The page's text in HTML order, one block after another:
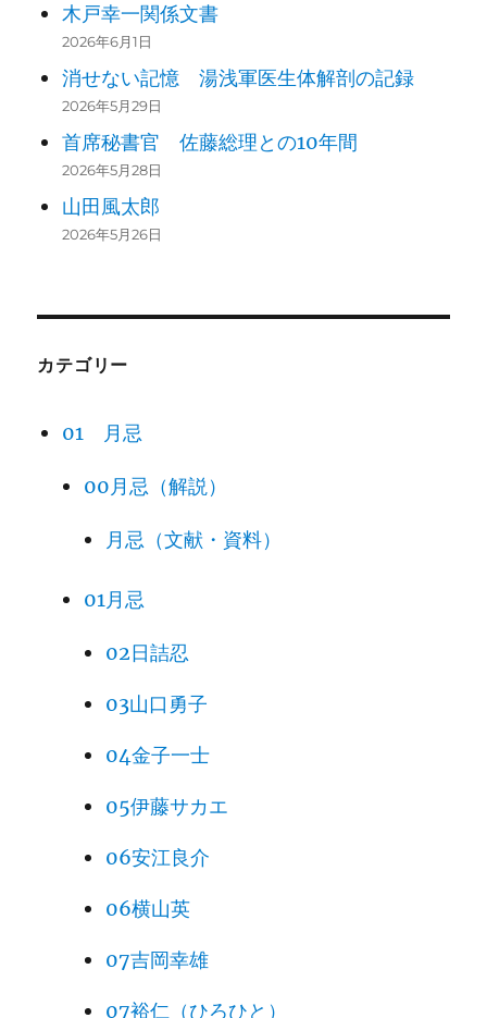
木戸幸一関係文書
2026年6月1日
消せない記憶 湯浅軍医生体解剖の記録
2026年5月29日
首席秘書官 佐藤総理との10年間
2026年5月28日
山田風太郎
2026年5月26日
カテゴリー
01 月忌
00月忌（解説）
月忌（文献・資料）
01月忌
02日詰忍
03山口勇子
04金子一士
05伊藤サカエ
06安江良介
06横山英
07吉岡幸雄
07裕仁（ひろひと）